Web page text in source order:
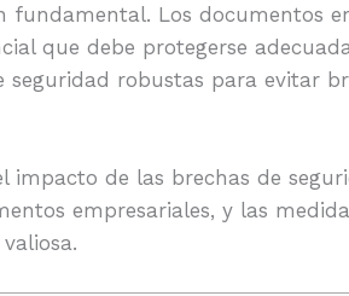
fundamental. Los documentos
que debe protegerse
robustas para evitar
impacto de las brechas de
empresariales, y las